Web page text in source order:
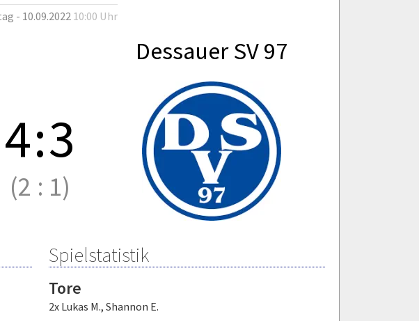
- 10.09.2022 10:00 Uhr
Dessauer SV 97
4:3
(2 : 1)
Spielstatistik
Tore
2x Lukas M., Shannon E.